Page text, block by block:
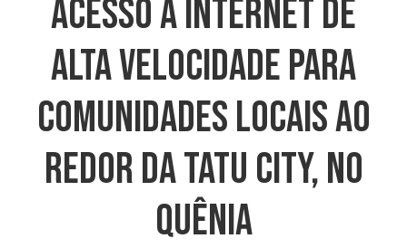
Acesso À Internet De
Alta Velocidade Para
Comunidades Locais Ao
Redor Da Tatu City, No
Quênia